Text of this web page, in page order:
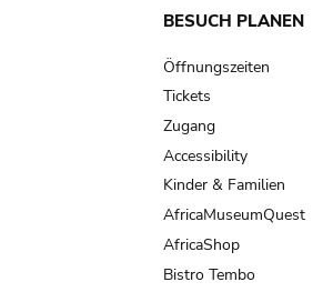
Main
navigation
BESUCH PLANEN
Öffnungszeiten
Tickets
Zugang
Accessibility
Kinder & Familien
AfricaMuseumQuest
AfricaShop
Bistro Tembo